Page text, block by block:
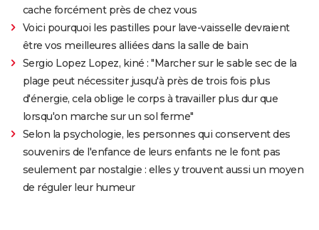
cache forcément près de chez vous
Voici pourquoi les pastilles pour lave-vaisselle devraient
être vos meilleures alliées dans la salle de bain
Sergio Lopez Lopez, kiné : "Marcher sur le sable sec de la
plage peut nécessiter jusqu'à près de trois fois plus
d'énergie, cela oblige le corps à travailler plus dur que
lorsqu'on marche sur un sol ferme"
Selon la psychologie, les personnes qui conservent des
souvenirs de l'enfance de leurs enfants ne le font pas
seulement par nostalgie : elles y trouvent aussi un moyen
de réguler leur humeur